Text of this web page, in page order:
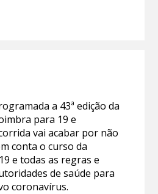
a 43ª edição da
para 19 e
vai acabar por não
conta o curso da
e todas as regras e
de saúde para
coronavírus.